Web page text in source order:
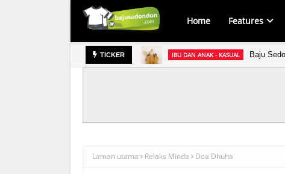
Home Features
TICKER IBU DAN ANAK - KASUAL Baju
Laman utama Relaks Minda Doa Dhuha